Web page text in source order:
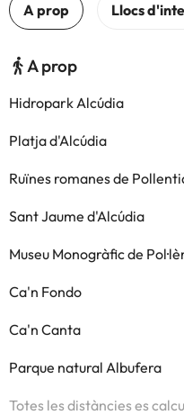
A prop
Hidropark Alcúdia
Platja d'Alcúdia
Ruïnes romanes de
Sant Jaume d'Alcúdia
Museu Monogràfic de
Ca'n Fondo
Ca'n Canta
Parque natural Albufera
Totes les distàncies es